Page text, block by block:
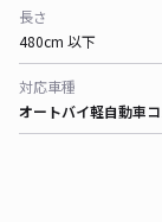
長さ
480cm 以下
対応車種
オートバイ軽自動車